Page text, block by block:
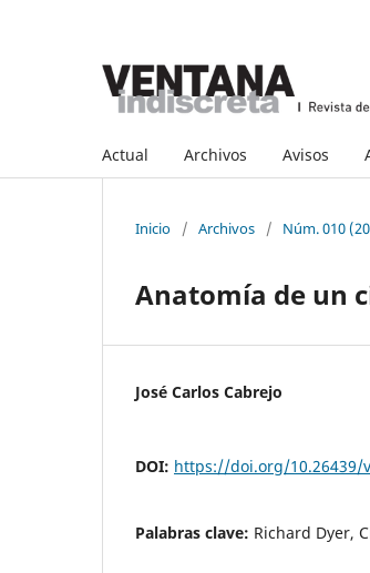
Actual Archivos Avisos
Inicio / Archivos / Núm. 010
Anatomía de un
José Carlos Cabrejo
DOI: https://doi.org/10.26439/
Palabras clave: Richard Dyer,